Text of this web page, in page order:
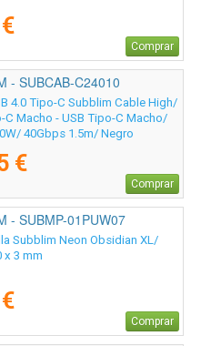
Comprar
- SUBCAB-C24010
4.0 Tipo-C Subblim Cable High/
C Macho - USB Tipo-C Macho/
40Gbps 1.5m/ Negro
€
Comprar
- SUBMP-01PUW07
Subblim Neon Obsidian XL/
x 3 mm
Comprar